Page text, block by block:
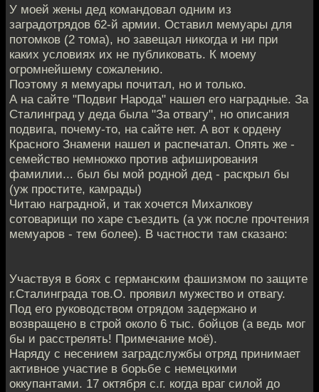
У моей жены дед командовал одним из
заградотрядов 62-й армии. Оставил мемуары для
потомков (2 тома), но завещал никогда и ни при
каких условиях их не публиковать. К моему
огромнейшему сожалению.
Поэтому я мемуары почитал, но и только.
А на сайте "Подвиг Народа" нашел его наградные. За
Сталинград у деда была "За отвагу", но описания
подвига, почему-то, на сайте нет. А вот к ордену
Красного Знамени нашел и распечатал. Опять же -
семейство немножко против афиширования
фамилии... был бы мой родной дед - раскрыл бы
(уж простите, камрады)
Читаю наградной, и так хочется Михалкову
сотоварищи по харе съездить (а уж после прочтения
мемуаров - тем более). В частности там сказано:
Участвуя в боях с германским фашизмом по защите
г.Сталинграда тов.О. проявил мужество и отвагу.
Под его руководством отрядом задержано и
возвращено в строй около 6 тыс. бойцов (а ведь мог
бы и расстрелять! Примечание моё).
Наряду с несением заградслужбы отряд принимает
активное участие в борьбе с немецкими
оккупантами. 17 октября с.г. когда враг силой до